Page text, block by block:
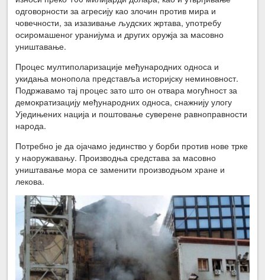
одговорности за агресију као злочин против мира и
човечности, за изазивање људских жртава, употребу
осиромашеног уранијума и других оружја за масовно
уништавање.
Процес мултиполаризације међународних односа и
укидања монопола представља историјску неминовност.
Подржавамо тај процес зато што он отвара могућност за
демократизацију међународних односа, снажнију улогу
Уједињених нација и поштовање суверене равноправности
народа.
Потребно је да ојачамо јединство у борби против нове трке
у наоружавању. Производња средстава за масовно
уништавање мора се заменити производњом хране и
лекова.